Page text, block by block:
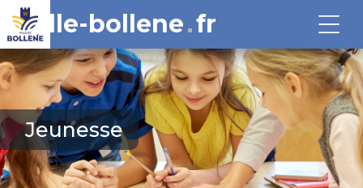
ville-bollene fr
Jeunesse